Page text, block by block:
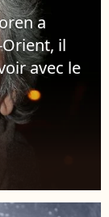
a
il
avec le